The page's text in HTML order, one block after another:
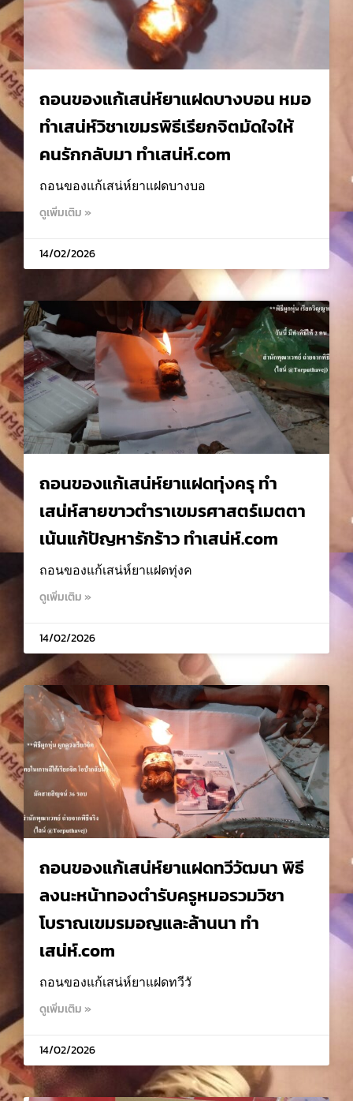
ถอนของแก้เสน่ห์ยาแฝดบางบอน หมอ
ทำเสน่ห์วิชาเขมรพิธีเรียกจิตมัดใจให้
คนรักกลับมา ทำเสน่ห์.com
ถอนของแก้เสน่ห์ยาแฝดบางบอ
ดูเพิ่มเติม »
14/02/2026
ถอนของแก้เสน่ห์ยาแฝดทุ่งครุ ทำ
เสน่ห์สายขาวตำราเขมรศาสตร์เมตตา
เน้นแก้ปัญหารักร้าว ทำเสน่ห์.com
ถอนของแก้เสน่ห์ยาแฝดทุ่งค
ดูเพิ่มเติม »
14/02/2026
ถอนของแก้เสน่ห์ยาแฝดทวีวัฒนา พิธี
ลงนะหน้าทองตำรับครูหมอรวมวิชา
โบราณเขมรมอญและล้านนา ทำ
เสน่ห์.com
ถอนของแก้เสน่ห์ยาแฝดทวีวั
ดูเพิ่มเติม »
14/02/2026